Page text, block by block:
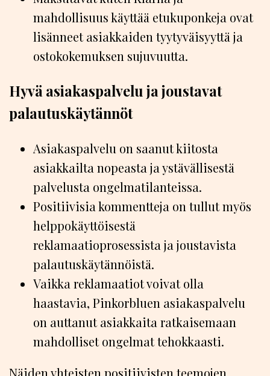
mahdollisuus käyttää etukuponkeja ovat
lisänneet asiakkaiden tyytyväisyyttä ja
ostokokemuksen sujuvuutta.
Hyvä asiakaspalvelu ja joustavat
palautuskäytännöt
Asiakaspalvelu on saanut kiitosta
asiakkailta nopeasta ja ystävällisestä
palvelusta ongelmatilanteissa.
Positiivisia kommentteja on tullut myös
helppokäyttöisestä
reklamaatioprosessista ja joustavista
palautuskäytännöistä.
Vaikka reklamaatiot voivat olla
haastavia, Pinkorbluen asiakaspalvelu
on auttanut asiakkaita ratkaisemaan
mahdolliset ongelmat tehokkaasti.
Näiden yhteisten positiivisten teemojen